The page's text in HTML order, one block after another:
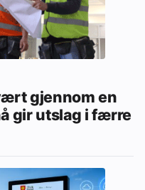
gjennom en
gir utslag i færre